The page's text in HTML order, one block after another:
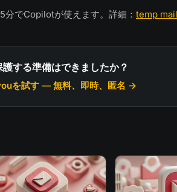
分でCopilotが使えます。詳細： temp
する準備はできましたか？
を試す — 無料、即時、匿名 →